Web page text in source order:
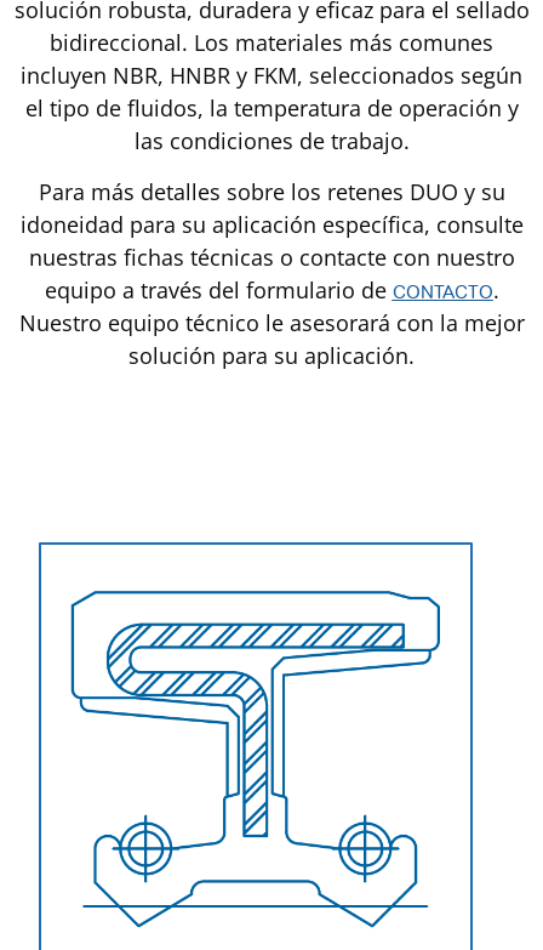
solución robusta, duradera y eficaz para el sellado
bidireccional. Los materiales más comunes
incluyen NBR, HNBR y FKM, seleccionados según
el tipo de fluidos, la temperatura de operación y
las condiciones de trabajo.
Para más detalles sobre los retenes DUO y su
idoneidad para su aplicación específica, consulte
nuestras fichas técnicas o contacte con nuestro
equipo a través del formulario de CONTACTO.
Nuestro equipo técnico le asesorará con la mejor
solución para su aplicación.